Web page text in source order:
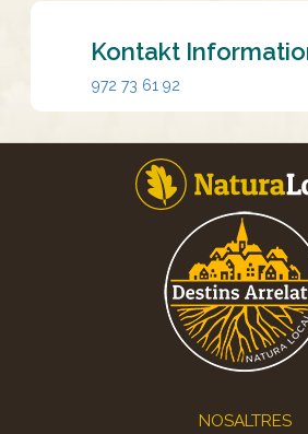
Kontakt
972 73 61 92
NOSALTRES